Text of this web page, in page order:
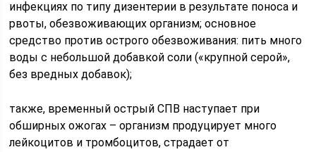
инфекциях по типу дизентерии в результате поноса и
рвоты, обезвоживающих организм; основное
средство против острого обезвоживания: пить много
воды с небольшой добавкой соли («крупной серой»,
без вредных добавок);
также, временный острый СПВ наступает при
обширных ожогах – организм продуцирует много
лейкоцитов и тромбоцитов, страдает от